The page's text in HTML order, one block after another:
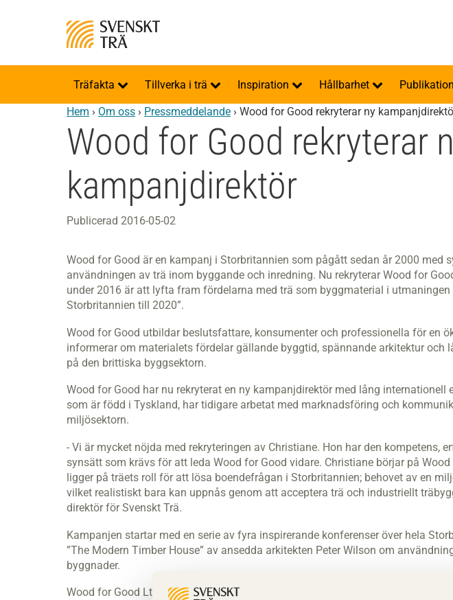
Träfakta Tillverka i trä Inspiration Hållbarhet
Hem › Om oss › Pressmeddelande › Wood for Good rekryterar ny
Wood for Good rekryterar
kampanjdirektör
Publicerad 2016-05-02
Wood for Good är en kampanj i Storbritannien som pågått sedan år 2000 med
användningen av trä inom byggande och inredning. Nu rekryterar Wood for
under 2016 är att lyfta fram fördelarna med trä som byggmaterial i utmaningen
Storbritannien till 2020”.
Wood for Good utbildar beslutsfattare, konsumenter och professionella för en
informerar om materialets fördelar gällande byggtid, spännande arkitektur och
på den brittiska byggsektorn.
Wood for Good har nu rekryterat en ny kampanjdirektör med lång internationell
som är född i Tyskland, har tidigare arbetat med marknadsföring och
miljösektorn.
- Vi är mycket nöjda med rekryteringen av Christiane. Hon har den kompetens,
synsätt som krävs för att leda Wood for Good vidare. Christiane börjar på
ligger på träets roll för att lösa boendefrågan i Storbritannien; behovet av en
vilket realistiskt bara kan uppnås genom att acceptera trä och industriellt
direktör för Svenskt Trä.
Kampanjen startar med en serie av fyra inspirerande konferenser över hela
”The Modern Timber House” av ansedda arkitekten Peter Wilson om
byggnader.
Wood for Good Ltd. ägs gemensamt av Svenskt Trä och Confor (brittiska